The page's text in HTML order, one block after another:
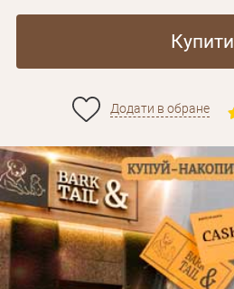
Купити
Додати в обране